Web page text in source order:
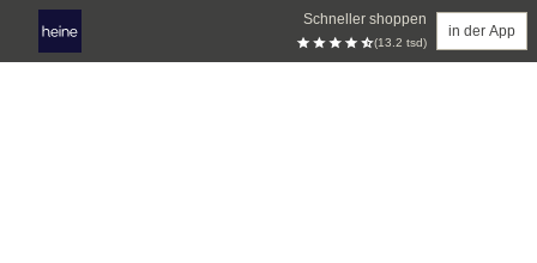
Schneller shoppen
(13.2 tsd)
in der App